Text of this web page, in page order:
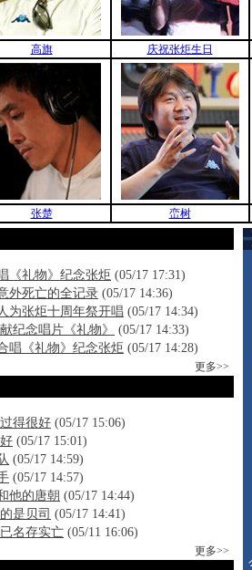
高旗 庆祝张炬生日
张楚 峦树
《礼物》纪念张炬 (05/17 17:31)
外死亡的全记录 (05/17 14:36)
为张炬十周年祭开唱 (05/17 14:34)
纪念唱片《礼物》
(05/17 14:33)
唱《礼物》纪念张炬 (05/17 14:28)
更多>>
得很好 (05/17 15:06)
(05/17 15:01)
(05/17 14:59)
(05/17 14:57)
他的唐朝 (05/17 14:44)
是贝司 (05/17 14:41)
名存实亡 (05/11 16:06)
更多>>